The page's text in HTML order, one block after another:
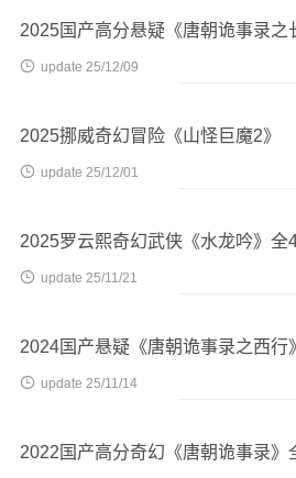
2025国产高分悬疑《唐朝诡事录之
 update 25/12/09
2025挪威奇幻冒险《山怪巨魔2》
 update 25/12/01
2025罗云熙奇幻武侠《水龙吟》全
 update 25/11/21
2024国产悬疑《唐朝诡事录之西行
 update 25/11/14
2022国产高分奇幻《唐朝诡事录》